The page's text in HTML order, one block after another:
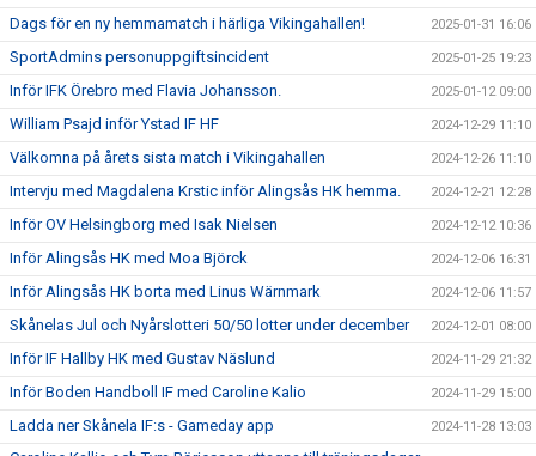
Dags för en ny hemmamatch i härliga Vikingahallen! 2025-01-31 16:06
SportAdmins personuppgiftsincident 2025-01-25 19:23
Inför IFK Örebro med Flavia Johansson. 2025-01-12 09:00
William Psajd inför Ystad IF HF 2024-12-29 11:10
Välkomna på årets sista match i Vikingahallen 2024-12-26 11:10
Intervju med Magdalena Krstic inför Alingsås HK hemma. 2024-12-21 12:28
Inför OV Helsingborg med Isak Nielsen 2024-12-12 10:36
Inför Alingsås HK med Moa Björck 2024-12-06 16:31
Inför Alingsås HK borta med Linus Wärnmark 2024-12-06 11:57
Skånelas Jul och Nyårslotteri 50/50 lotter under december 2024-12-01 08:00
Inför IF Hallby HK med Gustav Näslund 2024-11-29 21:32
Inför Boden Handboll IF med Caroline Kalio 2024-11-29 15:00
Ladda ner Skånela IF:s - Gameday app 2024-11-28 13:03